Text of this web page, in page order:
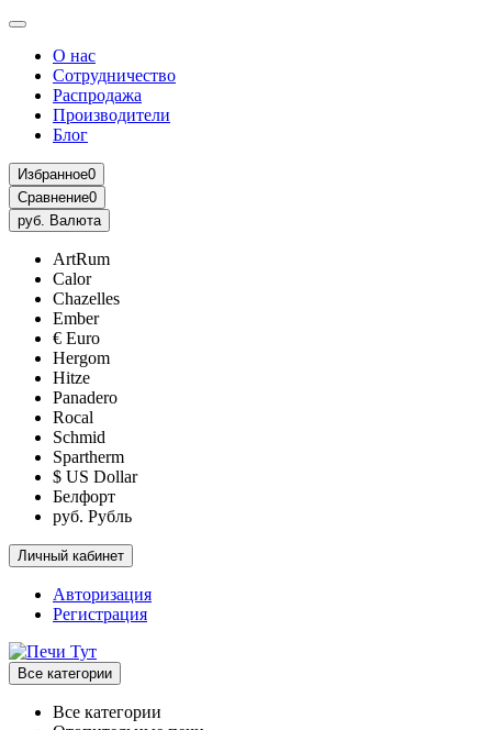
О нас
Сотрудничество
Распродажа
Производители
Блог
Избранное0
Сравнение0
руб. Валюта
ArtRum
Calor
Chazelles
Ember
€ Euro
Hergom
Hitze
Panadero
Rocal
Schmid
Spartherm
$ US Dollar
Белфорт
руб. Рубль
Личный кабинет
Авторизация
Регистрация
Все категории
Все категории